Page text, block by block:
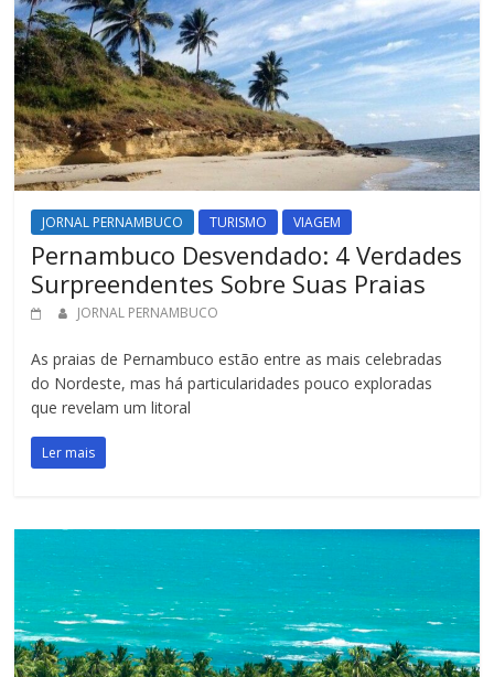
JORNAL PERNAMBUCO TURISMO VIAGEM
Pernambuco Desvendado: 4 Verdades
Surpreendentes Sobre Suas Praias
JORNAL PERNAMBUCO
As praias de Pernambuco estão entre as mais celebradas
do Nordeste, mas há particularidades pouco exploradas
que revelam um litoral
Ler mais